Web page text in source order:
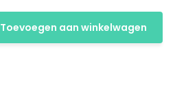
Toevoegen aan winkelwagen